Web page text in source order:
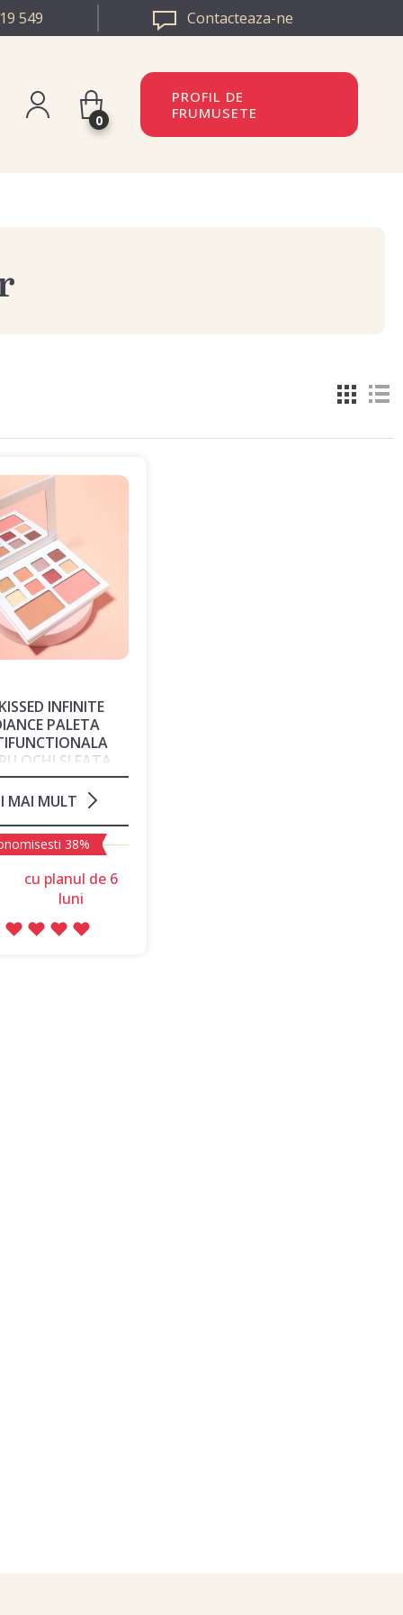
549 Contacteaza-ne
0
PROFIL DE
FRUMUSETE
INFINITE
PALETA
OCHI SI FATA
MAI MULT
38%
сu planul de 6
luni